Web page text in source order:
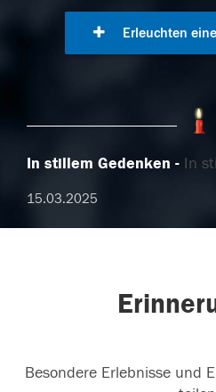
Erleuchten
In stillem Gedenken In
15.03.2025
Besondere Erlebnisse und